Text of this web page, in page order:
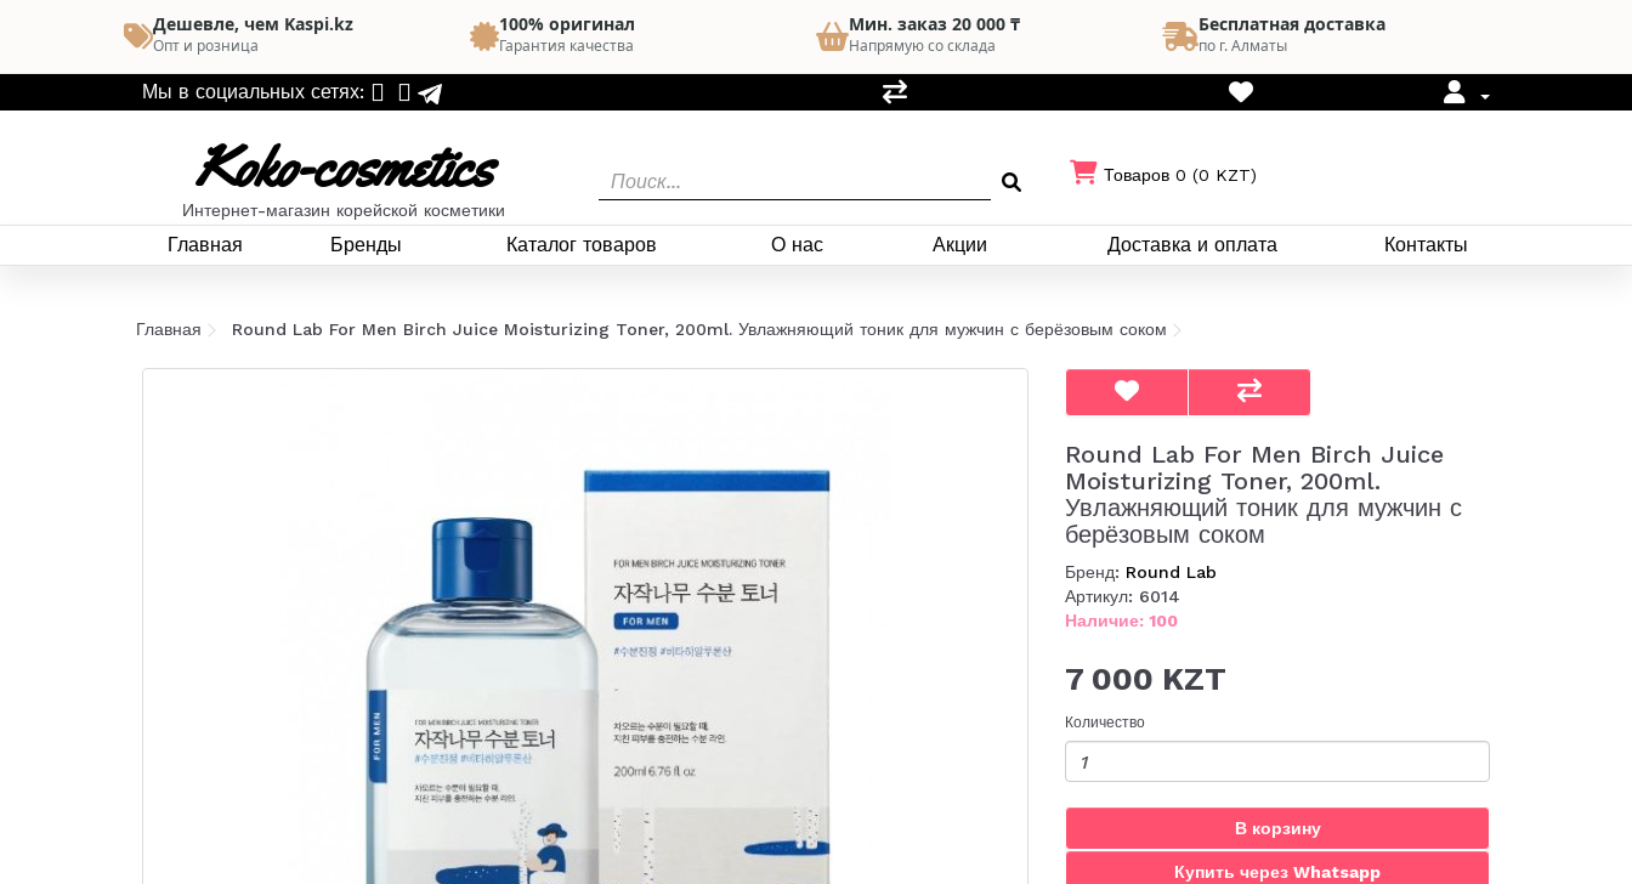
Дешевле, чем Kaspi.kz
Опт и розница
100% оригинал
Гарантия качества
Мин. заказ 20 000 ₸
Напрямую со склада
Бесплатная доставка
по г. Алматы
Мы в социальных сетях:
Koko-cosmetics
Интернет-магазин корейской косметики
Товаров 0 (0 KZT)
Главная Бренды Каталог товаров О нас Акции Доставка и оплата Контакты
Главная Round Lab For Men Birch Juice Moisturizing Toner, 200ml. Увлажняющий тоник для мужчин с берёзовым соком
Round Lab For Men Birch Juice
Moisturizing Toner, 200ml.
Увлажняющий тоник для мужчин с
берёзовым соком
Бренд: Round Lab
Артикул: 6014
Наличие: 100
7 000 KZT
Количество
В корзину
Купить через Whatsapp